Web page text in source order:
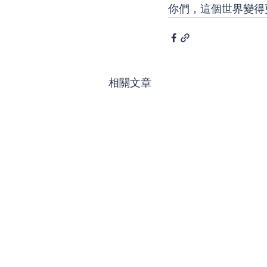
你們，這個世界變得
相關文章